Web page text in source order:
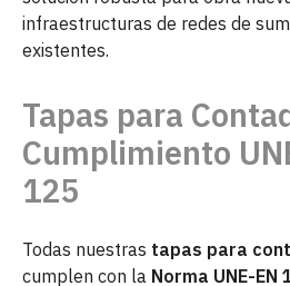
infraestructuras de redes de
existentes.
Tapas para
Cumplimiento
125
Todas nuestras tapas para
cumplen con la Norma UNE-EN